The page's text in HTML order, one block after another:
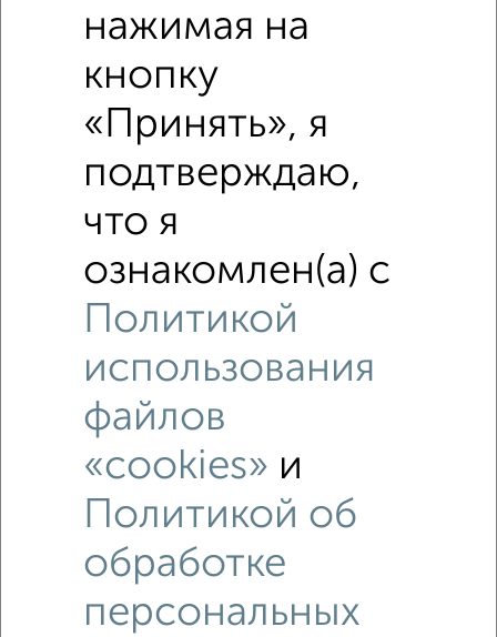
Средняя цена район
Это предложение
Похожие предложения рядом
Земли промназначения недалеко от Нагорная 17
нажимая на
кнопку
«Принять», я
подтверждаю,
что я
ознакомлен(а) с
Политикой
использования
файлов
«cookies» и
Политикой об
обработке
персональных